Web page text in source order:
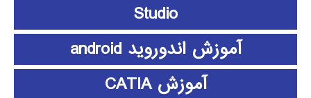
Studio
آموزش اندوروید android
آموزش CATIA